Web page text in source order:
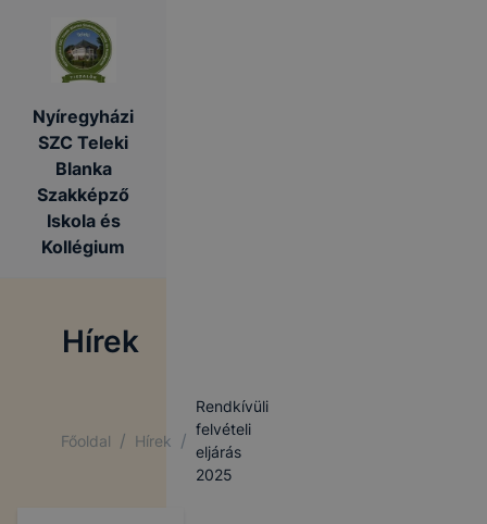
Nyíregyházi
SZC Teleki
Blanka
Szakképző
Iskola és
Kollégium
Hírek
Főoldal / Hírek /
Rendkívüli
felvételi
eljárás
2025